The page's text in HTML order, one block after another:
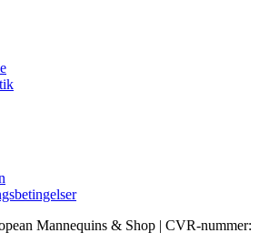
Mannequins & Shop | CVR-nummer: